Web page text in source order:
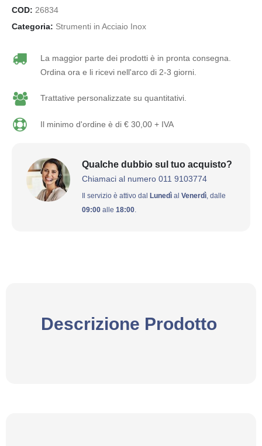
COD: 26834
Categoria: Strumenti in Acciaio Inox
La maggior parte dei prodotti è in pronta consegna.
Ordina ora e li ricevi nell'arco di 2-3 giorni.
Trattative personalizzate su quantitativi.
Il minimo d'ordine è di € 30,00 + IVA
Qualche dubbio sul tuo acquisto?
Chiamaci al numero 011 9103774
Il servizio è attivo dal Lunedì al Venerdì, dalle
09:00 alle 18:00.
Descrizione Prodotto